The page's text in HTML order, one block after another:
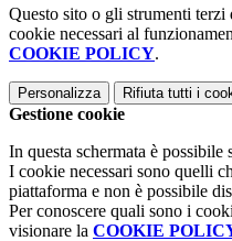
Questo sito o gli strumenti
cookie necessari al
COOKIE POLICY.
Personalizza Rifiuta tutti i
Gestione cookie
In questa schermata è
I cookie necessari sono quelli
piattaforma e non è possibile
Per conoscere quali sono i
visionare la COOKIE